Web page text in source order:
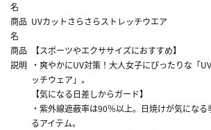
名
商品
名
UVカットさらさらストレッチウエア
商品
説明
【スポーツやエクササイズにおすすめ】
・爽やかにUV対策！大人女子にぴったりな「
ッチウェア」。
【気になる日差しからガード】
・紫外線遮蔽率は90％以上。日焼けが気にな
るアイテム。